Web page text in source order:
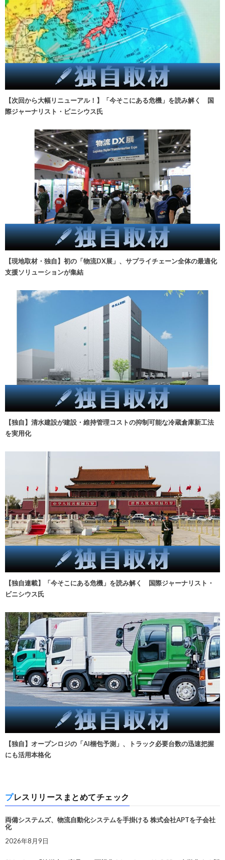
【次回から大幅リニューアル！】「今そこにある危機」を読み解く 国
際ジャーナリスト・ビニシウス氏
【現地取材・独自】初の「物流DX展」、サプライチェーン全体の最適化
支援ソリューションが集結
【独自】清水建設が建設・維持管理コストの抑制可能な冷蔵倉庫新工法
を実用化
【独自連載】「今そこにある危機」を読み解く 国際ジャーナリスト・
ビニシウス氏
【独自】オープンロジの「AI梱包予測」、トラック必要台数の迅速把握
にも活用本格化
プレスリリースまとめてチェック
両備システムズ、物流自動化システムを手掛ける 株式会社APTを子会社
化
2026年8月9日